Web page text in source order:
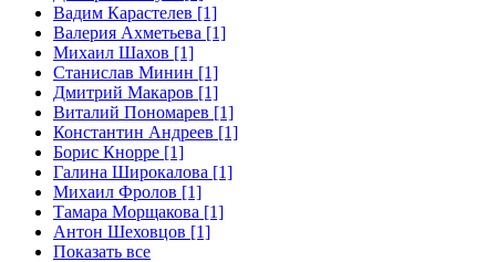
Вадим Карастелев [1]
Валерия Ахметьева [1]
Михаил Шахов [1]
Станислав Минин [1]
Дмитрий Макаров [1]
Виталий Пономарев [1]
Константин Андреев [1]
Борис Кнорре [1]
Галина Широкалова [1]
Михаил Фролов [1]
Тамара Морщакова [1]
Антон Шеховцов [1]
Показать все